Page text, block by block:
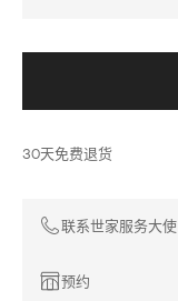
30天免费退货
联系世家服务大使
预约